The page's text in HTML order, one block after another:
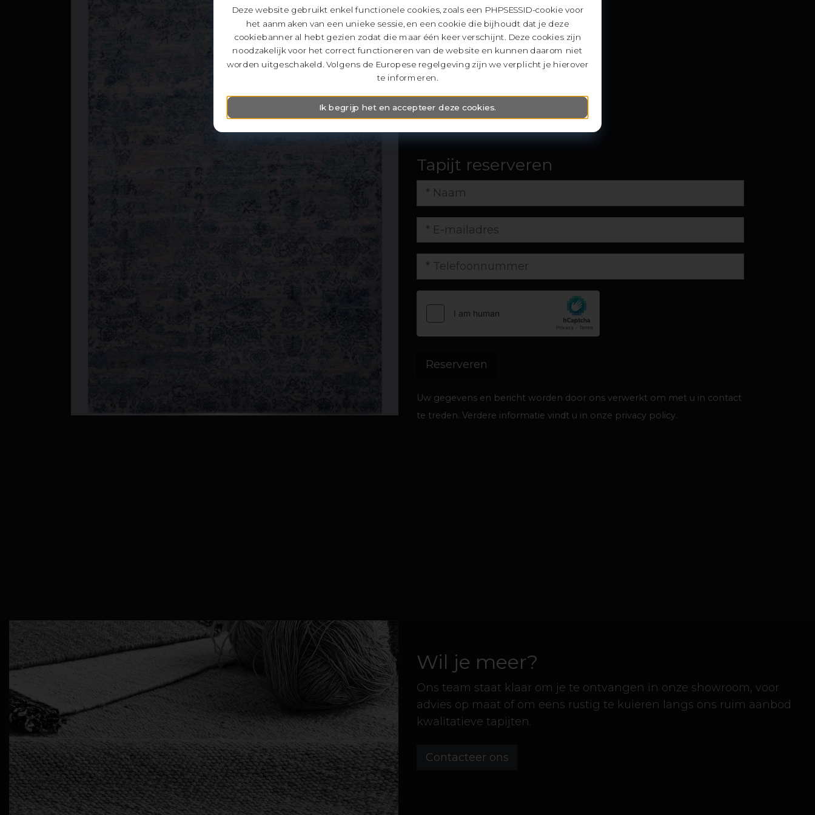
€ 2530.00 € 1265.00
• handgeknoopt
• wol en bamboezijde
• 170 x 240 cm
Tapijt reserveren
Uw gegevens en bericht worden door ons verwerkt om met u in contact
te treden. Verdere informatie vindt u in onze privacy policy.
Wil je meer?
Ons team staat klaar om je te ontvangen in onze showroom, voor
advies op maat of om eens rustig te kuieren langs ons ruim aanbod
kwalitatieve tapijten.
Contacteer ons
Deze website gebruikt enkel functionele cookies, zoals een PHPSESSID-cookie voor
het aanmaken van een unieke sessie, en een cookie die bijhoudt dat je deze
cookiebanner al hebt gezien zodat die maar één keer verschijnt. Deze cookies zijn
noodzakelijk voor het correct functioneren van de website en kunnen daarom niet
worden uitgeschakeld. Volgens de Europese regelgeving zijn we verplicht je hierover
te informeren.
Ik begrijp het en accepteer deze cookies.